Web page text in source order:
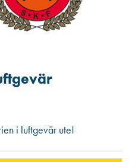
i luftgevär ute!